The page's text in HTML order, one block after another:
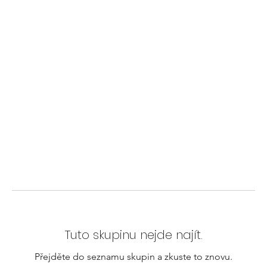
Tuto skupinu nejde najít.
Přejděte do seznamu skupin a zkuste to znovu.